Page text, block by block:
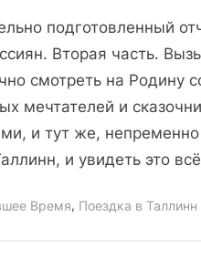
подготовленный
Вторая часть.
смотреть на Родину
мечтателей и
и тут же,
и увидеть это
Время, Поездка в Таллинн